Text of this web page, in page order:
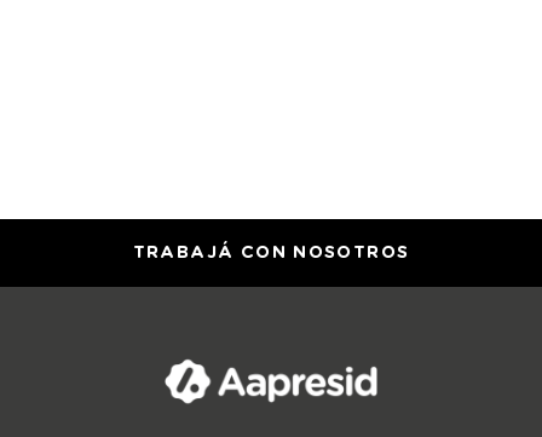
TRABAJÁ CON NOSOTROS